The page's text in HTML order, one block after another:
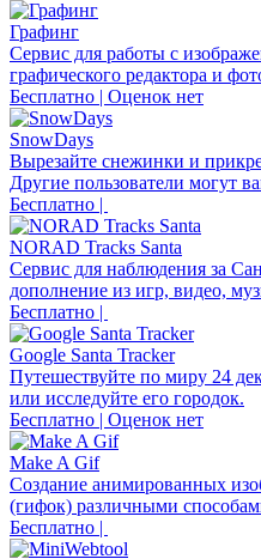
Графинг
Сервис для работы с
графического редактора и
Бесплатно | Оценок нет
SnowDays
Вырезайте снежинки и
Другие пользователи могут
Бесплатно |
NORAD Tracks Santa
Сервис для наблюдения за
дополнение из игр, видео,
Бесплатно |
Google Santa Tracker
Путешествуйте по миру 24
или исследуйте его городок.
Бесплатно | Оценок нет
Make A Gif
Создание анимированных
(гифок) различными
Бесплатно |